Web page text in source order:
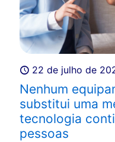
22 de julho de
Nenhum
substitui uma
tecnologia
pessoas